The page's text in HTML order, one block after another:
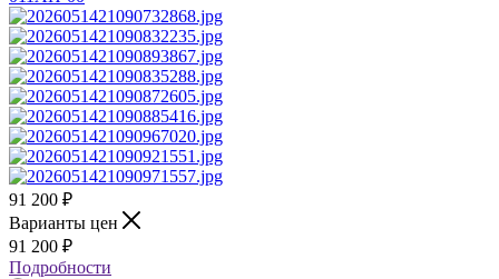
91 200 ₽
Варианты цен
91 200 ₽
Подробности